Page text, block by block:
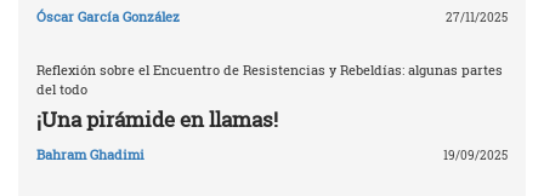
Óscar García González 27/11/2025
Reflexión sobre el Encuentro de Resistencias y Rebeldías: algunas partes
del todo
¡Una pirámide en llamas!
Bahram Ghadimi 19/09/2025